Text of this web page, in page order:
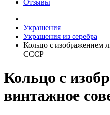
Отзывы
Украшения
Украшения из серебра
Кольцо с изображением
СССР
Кольцо с
винтажное